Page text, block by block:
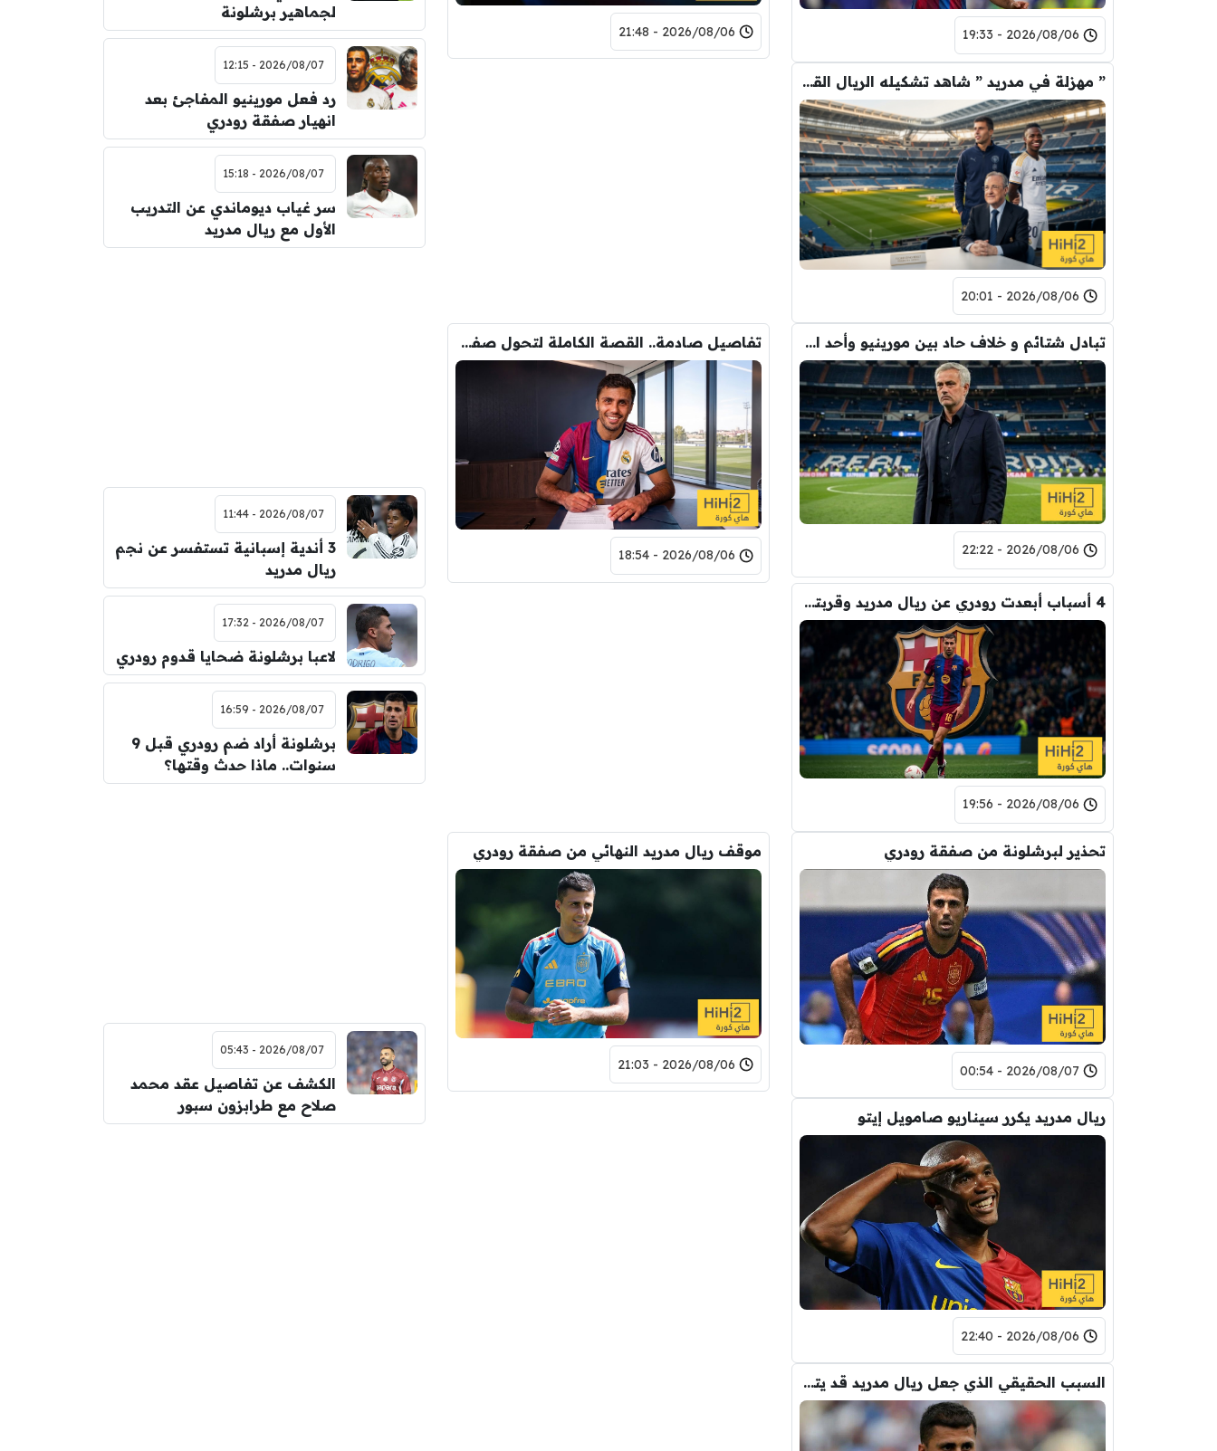
2026/08/06 - 19:33
2026/08/06 - 21:48
” مهزلة في مدريد ” شاهد تشكيله الريال القادمه لاكتساح المركز الثاني
2026/08/06 - 20:01
تبادل شتائم و خلاف حاد بين مورينيو وأحد افراد ادارة ريال مدريد بعد انهيار صفقة رودري
2026/08/06 - 22:22
تفاصيل صادمة.. القصة الكاملة لتحول صفقة رودري من ريال مدريد الى برشلونة
2026/08/06 - 18:54
4 أسباب أبعدت رودري عن ريال مدريد وقربته من برشلونة
2026/08/06 - 19:56
تحذير لبرشلونة من صفقة رودري
2026/08/07 - 00:54
موقف ريال مدريد النهائي من صفقة رودري
2026/08/06 - 21:03
ريال مدريد يكرر سيناريو صامويل إيتو
2026/08/06 - 22:40
السبب الحقيقي الذي جعل ريال مدريد قد يتنازل لبرشلونة عن رودري
لجماهير برشلونة
2026/08/07 - 12:15
رد فعل مورينيو المفاجئ بعد
انهيار صفقة رودري
2026/08/07 - 15:18
سر غياب ديوماندي عن التدريب
الأول مع ريال مدريد
2026/08/07 - 11:44
3 أندية إسبانية تستفسر عن نجم
ريال مدريد
2026/08/07 - 17:32
لاعبا برشلونة ضحايا قدوم رودري
2026/08/07 - 16:59
برشلونة أراد ضم رودري قبل 9
سنوات.. ماذا حدث وقتها؟
2026/08/07 - 05:43
الكشف عن تفاصيل عقد محمد
صلاح مع طرابزون سبور